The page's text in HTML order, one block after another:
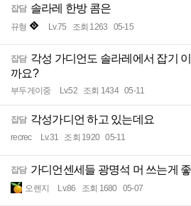
잡담 솔라레 한방 콤은
뀨형 Lv.75 조회 1263 05-15
잡담 각성 가디언도 솔라레에서 잡기
까요?
부두게이중 Lv.52 조회 1434 05-11
잡담 각성가디언 하고 있는데요
recrec Lv.31 조회 1920 05-11
잡담 가디언센세들 광명석 머 쓰는게
오렌지 Lv.86 조회 1680 05-07